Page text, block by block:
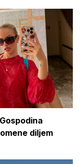
diljem